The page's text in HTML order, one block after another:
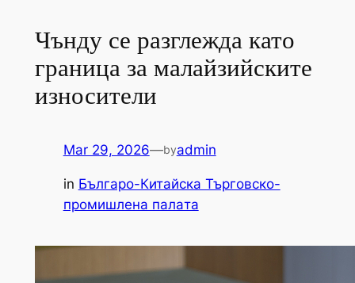
Чънду се разглежда като
граница за малайзийските
износители
Mar 29, 2026—byadmin
in Българо-Китайска Търговско-
промишлена палaта